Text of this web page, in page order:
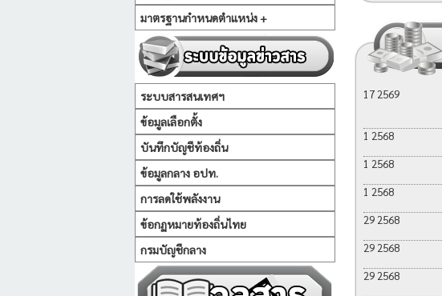
มาตรฐานกำหนดตำแหน่ง +
ระบบสารสนเทศฯ
ข้อมูลเลือกตั้ง
บันทึกบัญชีท้องถิ่น
ข้อมูลกลาง อปท.
การลดใช้พลังงาน
ข้อกฏหมายท้องถิ่นไทย
กรมบัญชีกลาง
17 2569
1 2568
1 2568
1 2568
29 2568
29 2568
29 2568